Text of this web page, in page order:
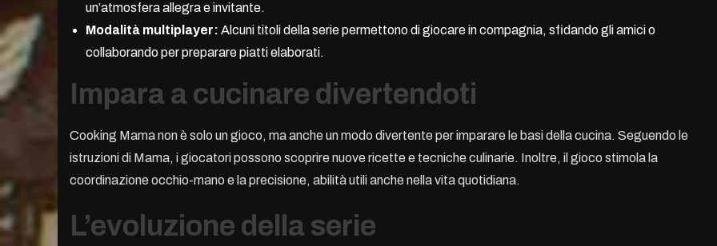
un’atmosfera allegra e invitante.
Modalità multiplayer: Alcuni titoli della serie permettono di giocare in compagnia, sfidando gli amici o
collaborando per preparare piatti elaborati.
Impara a cucinare divertendoti
Cooking Mama non è solo un gioco, ma anche un modo divertente per imparare le basi della cucina. Seguendo le
istruzioni di Mama, i giocatori possono scoprire nuove ricette e tecniche culinarie. Inoltre, il gioco stimola la
coordinazione occhio-mano e la precisione, abilità utili anche nella vita quotidiana.
L’evoluzione della serie